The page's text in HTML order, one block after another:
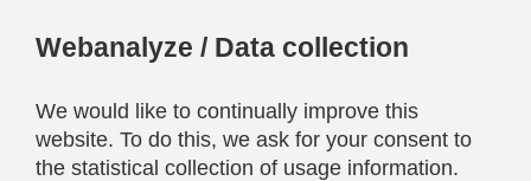
Webanalyze / Data collection
We would like to continually improve this
website. To do this, we ask for your consent to
the statistical collection of usage information.